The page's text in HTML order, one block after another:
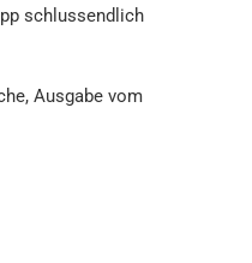
schluss­end­lich
Ausga­be vom